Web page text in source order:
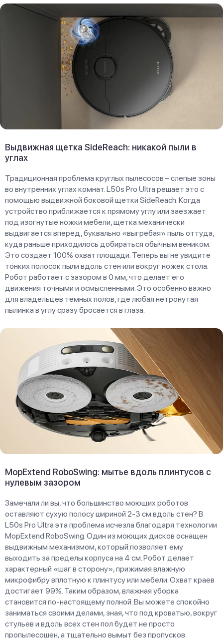
Выдвижная щетка SideReach: никакой пыли в
углах
Традиционная проблема круглых пылесосов – слепые зоны
во внутренних углах комнат. L50s Pro Ultra решает это с
помощью выдвижной боковой щетки SideReach. Когда
устройство приближается к прямому углу или заезжает
под изогнутые ножки мебели, щетка механически
выдвигается вперед, буквально «выгребая» пыль оттуда,
куда раньше приходилось добираться обычным веником.
Это создает 100% охват площади. Теперь вы не увидите
тонких полосок пыли вдоль стен или вокруг ножек стола.
Робот работает с зазором в 0 мм, что делает его
движения точными и осмысленными. Это особенно важно
для владельцев темных полов, где любая нетронутая
пылинка в углу сразу бросается в глаза.
MopExtend RoboSwing: мытье вдоль плинтусов с
нулевым зазором
Замечали ли вы, что большинство моющих роботов
оставляют сухую полосу шириной 2-3 см вдоль стен? В
L50s Pro Ultra эта проблема исчезла благодаря технологии
MopExtend RoboSwing. Один из моющих дисков оснащен
выдвижным механизмом, который позволяет ему
выходить за пределы корпуса на 4 см. Робот делает
характерный «шаг в сторону», прижимая влажную
микрофибру вплотную к плинтусу или мебели. Охват краев
достигает 99%. Таким образом, влажная уборка
становится по-настоящему полной. Вы можете спокойно
заниматься своими делами, зная, что под кроватью, вокруг
стульев и вдоль всех стен пол будет не просто
пропылесошен, а тщательно вымыт без пропусков.